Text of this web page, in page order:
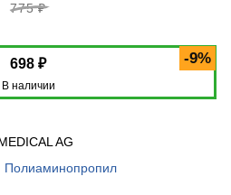
775 ₽
-9%
698 ₽
В наличии
AG
Полиаминопропил